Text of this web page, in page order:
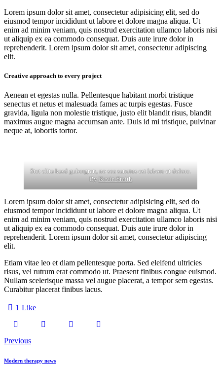
Lorem ipsum dolor sit amet, consectetur adipisicing elit, sed do
eiusmod tempor incididunt ut labore et dolore magna aliqua. Ut
enim ad minim veniam, quis nostrud exercitation ullamco laboris nisi
ut aliquip ex ea commodo consequat. Duis aute irure dolor in
reprehenderit. Lorem ipsum dolor sit amet, consectetur adipiscing
elit.
Creative approach to every project
Aenean et egestas nulla. Pellentesque habitant morbi tristique
senectus et netus et malesuada fames ac turpis egestas. Fusce
gravida, ligula non molestie tristique, justo elit blandit risus, blandit
maximus augue magna accumsan ante. Duis id mi tristique, pulvinar
neque at, lobortis tortor.
Stet clita kasd gubergren, no sea sanctus est labore et dolore.
By Kevin Smith
Lorem ipsum dolor sit amet, consectetur adipisicing elit, sed do
eiusmod tempor incididunt ut labore et dolore magna aliqua. Ut
enim ad minim veniam, quis nostrud exercitation ullamco laboris nisi
ut aliquip ex ea commodo consequat. Duis aute irure dolor in
reprehenderit. Lorem ipsum dolor sit amet, consectetur adipiscing
elit.
Etiam vitae leo et diam pellentesque porta. Sed eleifend ultricies
risus, vel rutrum erat commodo ut. Praesent finibus congue euismod.
Nullam scelerisque massa vel augue placerat, a tempor sem egestas.
Curabitur placerat finibus lacus.
1 Like
Previous
Modern therapy news